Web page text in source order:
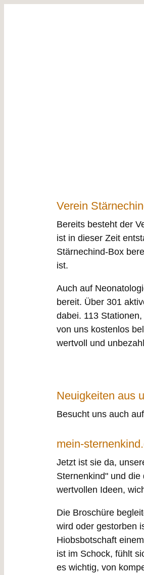
Verein
Bereits besteht der
ist in dieser Zeit
Stärnechind-Box
ist.
Auch auf
bereit. Über 301
dabei. 113
von uns kostenlos
wertvoll und
Neuigkeiten aus
Besucht uns auch
mein-
Jetzt ist sie da,
Sternenkind" und
wertvollen Ideen,
Die Broschüre
wird oder gestorben
Hiobsbotschaft
ist im Schock, fühlt
es wichtig, von